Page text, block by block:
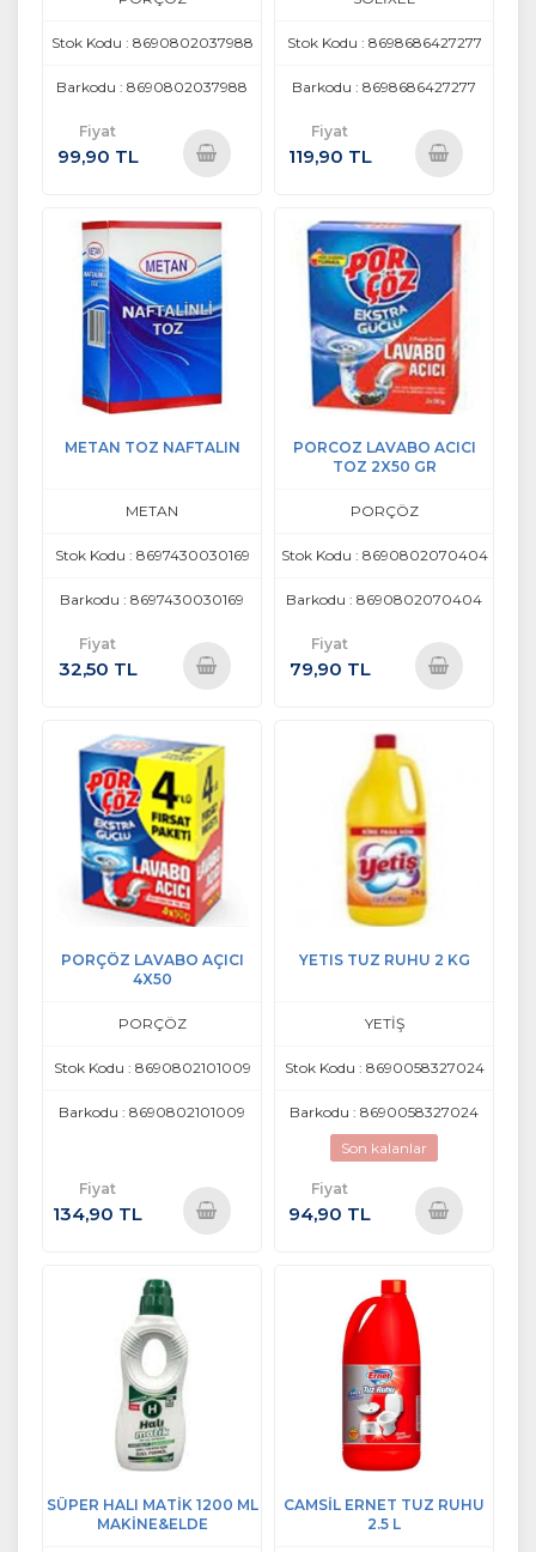
Stok Kodu : 8690802037988
Barkodu : 8690802037988
Fiyat
99,90 TL
Stok Kodu : 8698686427277
Barkodu : 8698686427277
Fiyat
119,90 TL
METAN TOZ NAFTALIN
METAN
Stok Kodu : 8697430030169
Barkodu : 8697430030169
Fiyat
32,50 TL
PORCOZ LAVABO ACICI
TOZ 2X50 GR
PORÇÖZ
Stok Kodu : 8690802070404
Barkodu : 8690802070404
Fiyat
79,90 TL
PORÇÖZ LAVABO AÇICI
4X50
PORÇÖZ
Stok Kodu : 8690802101009
Barkodu : 8690802101009
Fiyat
134,90 TL
YETIS TUZ RUHU 2 KG
YETİŞ
Stok Kodu : 8690058327024
Barkodu : 8690058327024
Son kalanlar
Fiyat
94,90 TL
SÜPER HALI MATİK 1200 ML
MAKİNE&ELDE
CAMSİL ERNET TUZ RUHU
2.5 L